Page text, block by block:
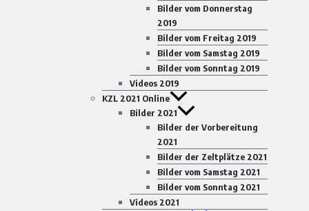
Bilder vom Donnerstag
2019
Bilder vom Freitag 2019
Bilder vom Samstag 2019
Bilder vom Sonntag 2019
Videos 2019
KZL 2021 Online
Bilder 2021
Bilder der Vorbereitung
2021
Bilder der Zeltplätze 2021
Bilder vom Samstag 2021
Bilder vom Sonntag 2021
Videos 2021